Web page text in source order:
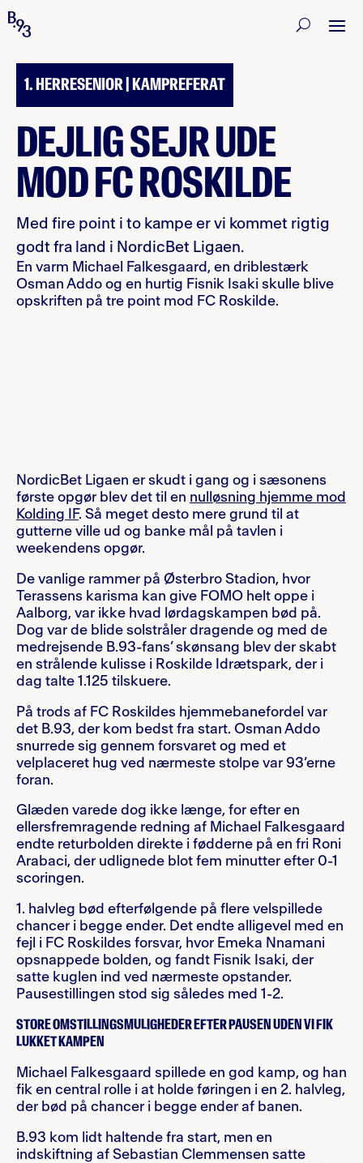
27. JULI 2024
1. HERRESENIOR | KAMPREFERAT
DEJLIG SEJR UDE
MOD FC ROSKILDE
Med fire point i to kampe er vi kommet rigtig
godt fra land i NordicBet Ligaen.
En varm Michael Falkesgaard, en driblestærk
Osman Addo og en hurtig Fisnik Isaki skulle blive
opskriften på tre point mod FC Roskilde.
NordicBet Ligaen er skudt i gang og i sæsonens
første opgør blev det til en nulløsning hjemme mod
Kolding IF. Så meget desto mere grund til at
gutterne ville ud og banke mål på tavlen i
weekendens opgør.
De vanlige rammer på Østerbro Stadion, hvor
Terassens karisma kan give FOMO helt oppe i
Aalborg, var ikke hvad lørdagskampen bød på.
Dog var de blide solstråler dragende og med de
medrejsende B.93-fans’ skønsang blev der skabt
en strålende kulisse i Roskilde Idrætspark, der i
dag talte 1.125 tilskuere.
På trods af FC Roskildes hjemmebanefordel var
det B.93, der kom bedst fra start. Osman Addo
snurrede sig gennem forsvaret og med et
velplaceret hug ved nærmeste stolpe var 93’erne
foran.
Glæden varede dog ikke længe, for efter en
ellersfremragende redning af Michael Falkesgaard
endte returbolden direkte i fødderne på en fri Roni
Arabaci, der udlignede blot fem minutter efter 0-1
scoringen.
1. halvleg bød efterfølgende på flere velspillede
chancer i begge ender. Det endte alligevel med en
fejl i FC Roskildes forsvar, hvor Emeka Nnamani
opsnappede bolden, og fandt Fisnik Isaki, der
satte kuglen ind ved nærmeste opstander.
Pausestillingen stod sig således med 1-2.
STORE OMSTILLINGSMULIGHEDER EFTER PAUSEN UDEN VI FIK
LUKKET KAMPEN
Michael Falkesgaard spillede en god kamp, og han
fik en central rolle i at holde føringen i en 2. halvleg,
der bød på chancer i begge ender af banen.
B.93 kom lidt haltende fra start, men en
indskiftning af Sebastian Clemmensen satte